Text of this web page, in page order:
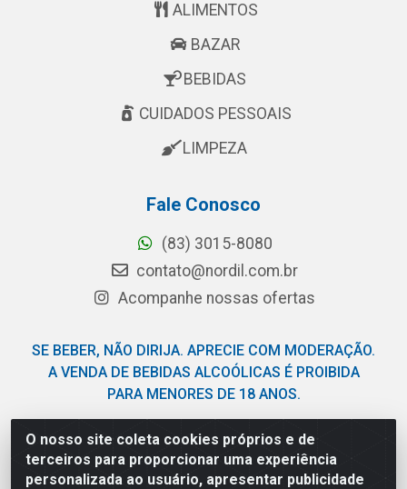
O nosso site coleta cookies próprios e de
terceiros para proporcionar uma experiência
personalizada ao usuário, apresentar publicidade
ALIMENTOS
BAZAR
BEBIDAS
CUIDADOS PESSOAIS
LIMPEZA
Fale Conosco
(83) 3015-8080
contato@nordil.com.br
Acompanhe nossas ofertas
SE BEBER, NÃO DIRIJA. APRECIE COM MODERAÇÃO.
A VENDA DE BEBIDAS ALCOÓLICAS É PROIBIDA
PARA MENORES DE 18 ANOS.
Nordil Distribuidora - Avenida Liberdade, 2738, Bloco F -
Sesi - Bayeux/PB - CEP 58.111-400 - CNPJ